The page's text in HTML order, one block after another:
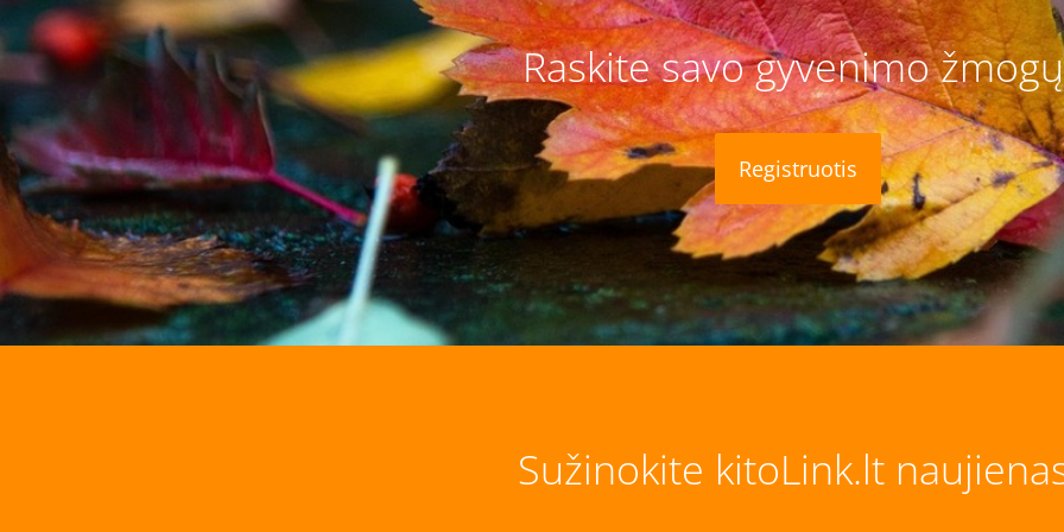
Raskite savo gyvenimo
Registruotis
Sužinokite kitoLink.lt